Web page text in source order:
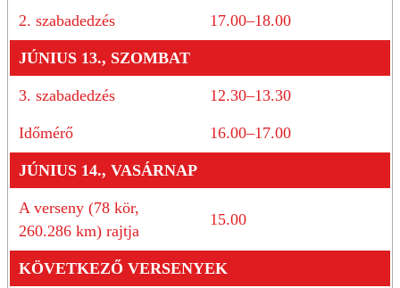
2. szabadedzés 17.00–18.00
JÚNIUS 13., SZOMBAT
3. szabadedzés 12.30–13.30
Időmérő 16.00–17.00
JÚNIUS 14., VASÁRNAP
A verseny (78 kör,
260.286 km) rajtja
15.00
KÖVETKEZŐ VERSENYEK